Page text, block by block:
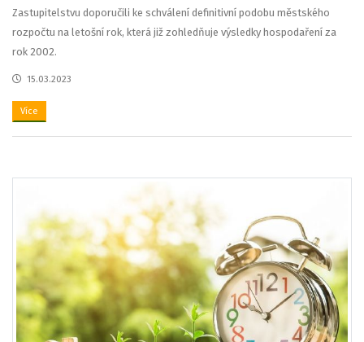
Zastupitelstvu doporučili ke schválení definitivní podobu městského
rozpočtu na letošní rok, která již zohledňuje výsledky hospodaření za
rok 2002.
15.03.2023
Více